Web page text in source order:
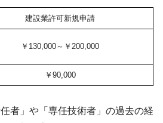
建設業許可新規申請
￥130,000～￥200,000
￥90,000
者」や「専任技術者」の過去の経